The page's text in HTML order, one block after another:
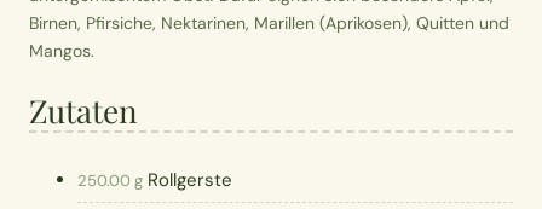
Birnen, Pfirsiche, Nektarinen, Marillen (Aprikosen), Quitten und
Mangos.
Zutaten
250.00 g Rollgerste